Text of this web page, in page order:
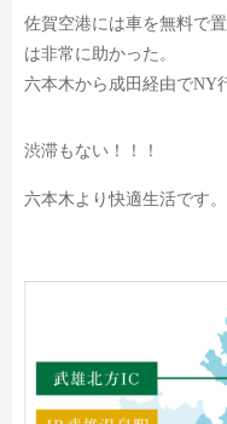
佐賀空港には車を無料で
は非常に助かった。
六本木から成田経由でNY
渋滞もない！！！
六本木より快適生活です。